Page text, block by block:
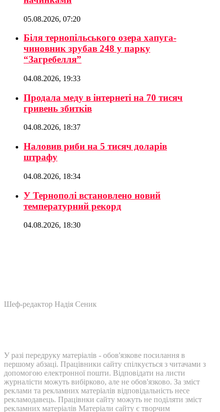
05.08.2026, 07:20
Біля тернопільського озера хапуга-
чиновник зрубав 248 у парку
“Загребелля”
04.08.2026, 19:33
Продала меду в інтернеті на 70 тисяч
гривень збитків
04.08.2026, 18:37
Наловив риби на 5 тисяч доларів
штрафу
04.08.2026, 18:34
У Тернополі встановлено новий
температурний рекорд
04.08.2026, 18:30
Шеф-редактор Надія Сеник
У разі передруку матеріалів - обов'язкове посилання в
першому абзаці. Працівники сайту спілкується з читачами з
допомогою електронної пошти. Відповідати на листи
журналісти можуть вибірково, але не обов'язково. За зміст
реклами та рекламних матеріалів відповідальність несе
рекламодавець. Працівнки сайту можуть не поділяти зміст
рекламних матеріалів Матеріали сайту є творчим